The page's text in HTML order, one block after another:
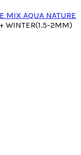
MIX AQUA NATURE
WINTER(1.5-2MM)